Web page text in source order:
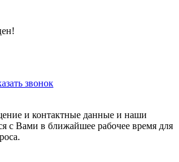
звонок
и контактные данные и наши
с Вами в ближайшее рабочее время для